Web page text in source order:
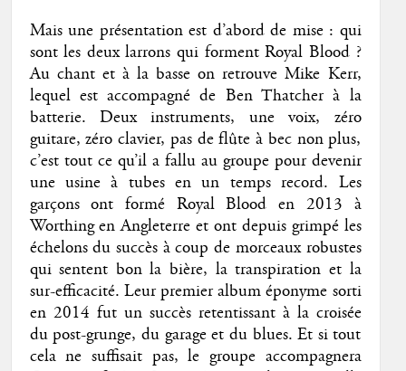
Mais une présentation est d’abord de mise : qui
sont les deux larrons qui forment Royal Blood ?
Au chant et à la basse on retrouve Mike Kerr,
lequel est accompagné de Ben Thatcher à la
batterie. Deux instruments, une voix, zéro
guitare, zéro clavier, pas de flûte à bec non plus,
c’est tout ce qu’il a fallu au groupe pour devenir
une usine à tubes en un temps record. Les
garçons ont formé Royal Blood en 2013 à
Worthing en Angleterre et ont depuis grimpé les
échelons du succès à coup de morceaux robustes
qui sentent bon la bière, la transpiration et la
sur-efficacité. Leur premier album éponyme sorti
en 2014 fut un succès retentissant à la croisée
du post-grunge, du garage et du blues. Et si tout
cela ne suffisait pas, le groupe accompagnera